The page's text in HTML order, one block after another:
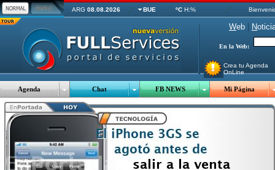
ARG 08.08.2026 BUE ºC H:%
Web N
En la Web:
Crea tu Agenda
OnLine
Agenda Chat FB NEWS Mi Página